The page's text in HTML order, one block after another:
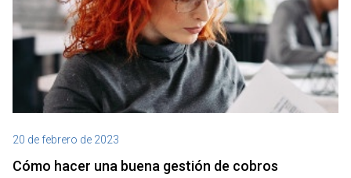
20 de febrero de 2023
Cómo hacer una buena gestión de cobros